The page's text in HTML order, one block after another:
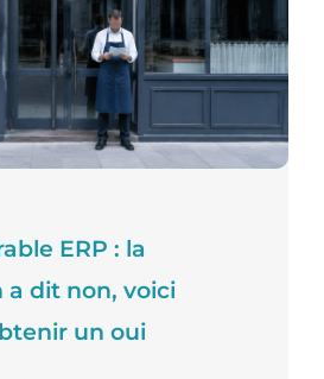
ERP : la
a dit non, voici
un oui